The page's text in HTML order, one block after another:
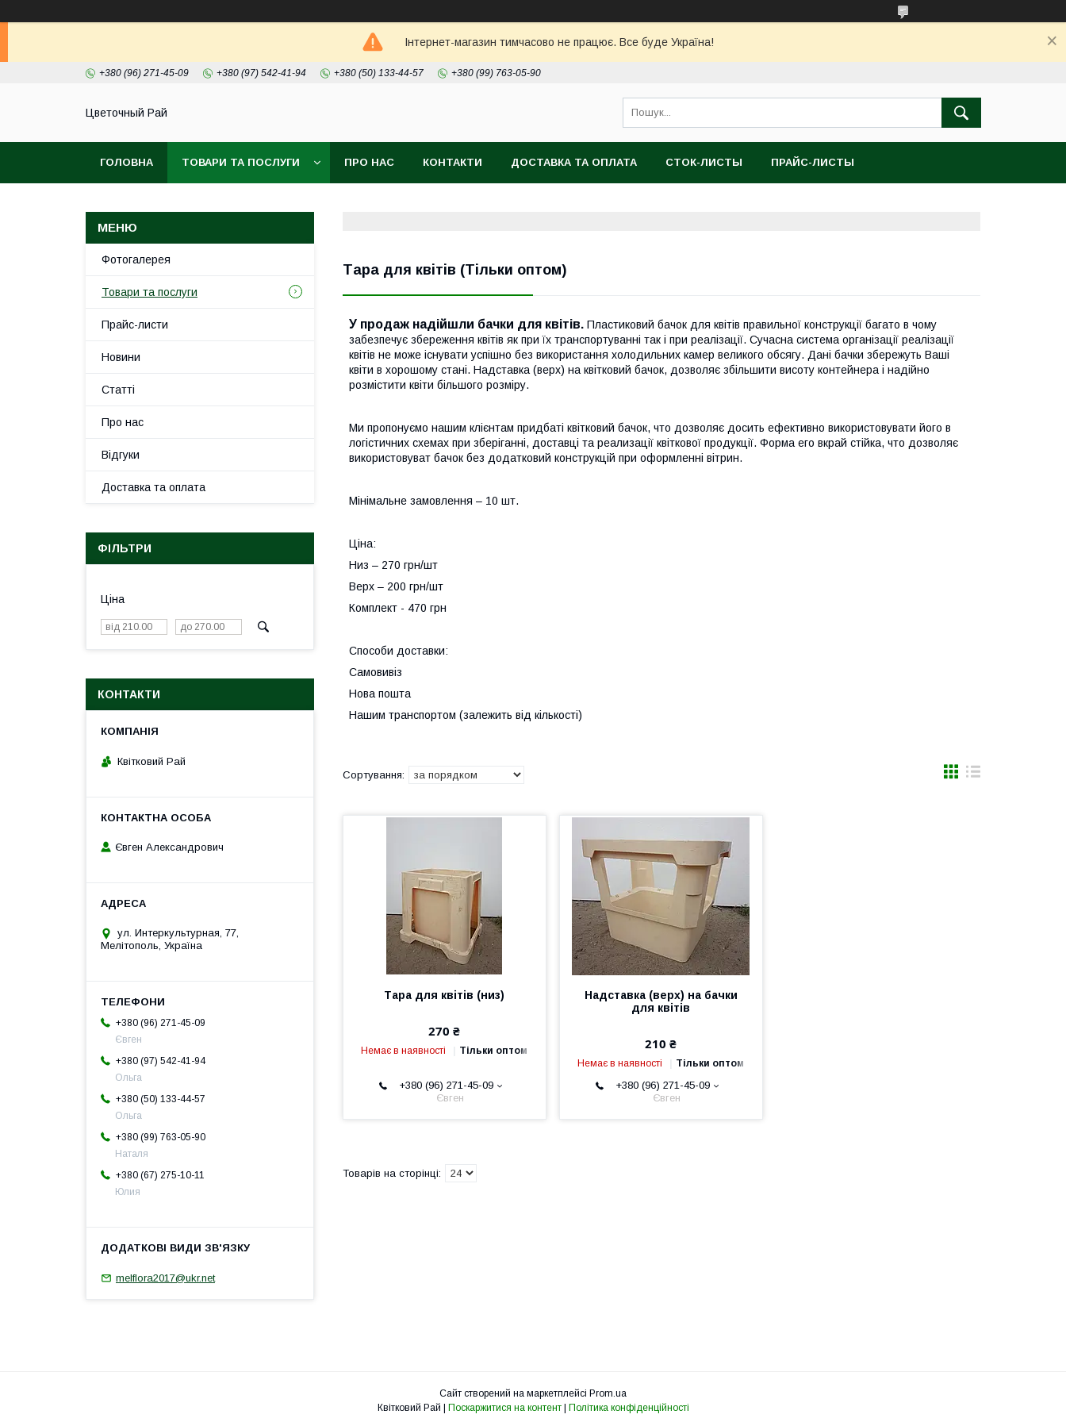
Інтернет-магазин тимчасово не працює. Все буде Україна!
+380 (96) 271-45-09 +380 (97) 542-41-94 +380 (50) 133-44-57 +380 (99) 763-05-90
Цветочный Рай
ГОЛОВНА ТОВАРИ ТА ПОСЛУГИ ПРО НАС КОНТАКТИ ДОСТАВКА ТА ОПЛАТА СТОК-ЛИСТЫ ПРАЙС-ЛИСТЫ
Тара для квітів (Тільки оптом)
У продаж надійшли бачки для квітів. Пластиковий бачок для квітів правильної конструкції багато в чому
забезпечує збереження квітів як при їх транспортуванні так і при реалізації. Сучасна система організації реалізації
квітів не може існувати успішно без використання холодильних камер великого обсягу. Дані бачки збережуть Ваші
квіти в хорошому стані. Надставка (верх) на квітковий бачок, дозволяє збільшити висоту контейнера і надійно
розмістити квіти більшого розміру.
Ми пропонуємо нашим клієнтам придбаті квітковий бачок, что дозволяє досить ефективно використовувати його в
логістичних схемах при зберіганні, доставці та реализації квіткової продукції. Форма его вкрай стійка, что дозволяє
використовуват бачок без додатковий конструкцій при оформленні вітрин.
Мінімальне замовлення – 10 шт.
Ціна:
Низ – 270 грн/шт
Верх – 200 грн/шт
Комплект - 470 грн
Способи доставки:
Самовивіз
Нова пошта
Нашим транспортом (залежить від кількості)
Тара для квітів (низ)
270 ₴
Немає в наявності Тільки оптом
+380 (96) 271-45-09
Євген
Надставка (верх) на бачки
для квітів
210 ₴
Немає в наявності Тільки оптом
+380 (96) 271-45-09
Євген
Фотогалерея
Товари та послуги
Прайс-листи
Новини
Статті
Про нас
Відгуки
Доставка та оплата
ФІЛЬТРИ
Ціна
КОНТАКТИ
Квітковий Рай
Євген Александрович
ул. Интеркультурная, 77,
Мелітополь, Україна
+380 (96) 271-45-09
Євген
+380 (97) 542-41-94
Ольга
+380 (50) 133-44-57
Ольга
+380 (99) 763-05-90
Наталя
+380 (67) 275-10-11
Юлия
melflora2017@ukr.net
Сайт створений на маркетплейсі Prom.ua
Квітковий Рай | Поскаржитися на контент | Політика конфіденційності